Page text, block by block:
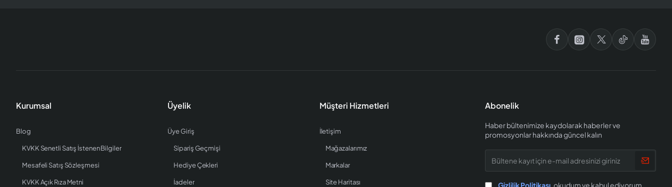
Kurumsal
Blog
KVKK Senetli Satış İstenen Bilgiler
Mesafeli Satış Sözleşmesi
KVKK Açık Rıza Metni
Üyelik
Üye Giriş
Sipariş Geçmişi
Hediye Çekleri
İadeler
Müşteri Hizmetleri
İletişim
Mağazalarımız
Markalar
Site Haritası
Abonelik
Haber bültenimize kaydolarak haberler ve
promosyonlar hakkında güncel kalın
kayıt
mail
Gizlilik Politikası okudum ve kabul ediyorum